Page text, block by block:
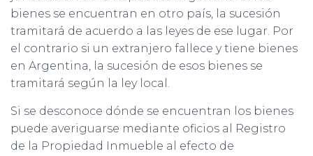
bienes se encuentran en otro país, la sucesión
tramitará de acuerdo a las leyes de ese lugar. Por
el contrario si un extranjero fallece y tiene bienes
en Argentina, la sucesión de esos bienes se
tramitará según la ley local.
Si se desconoce dónde se encuentran los bienes
puede averiguarse mediante oficios al Registro
de la Propiedad Inmueble al efecto de